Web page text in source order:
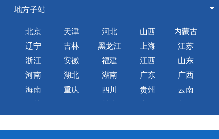
地方子站
北京 天津 河北 山西
内蒙古
辽宁
吉林 黑龙江 上海
江苏
浙江
安徽 福建 江西
山东
河南
湖北 湖南 广东
广西
海南
重庆 四川 贵州
云南